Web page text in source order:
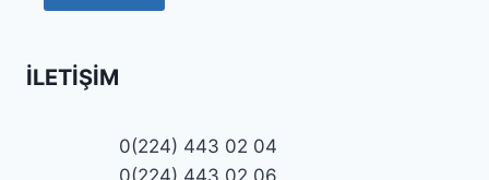
İLETIŞIM
0(224) 443 02 04
0(224) 443 02 06